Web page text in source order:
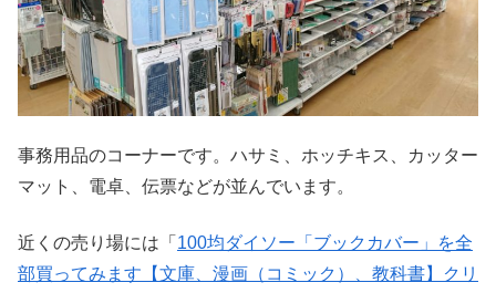
事務用品のコーナーです。ハサミ、ホッチキス、カッター
マット、電卓、伝票などが並んでいます。
近くの売り場には「 100均ダイソー「ブックカバー」を全
部買ってみます【文庫、漫画（コミック）、教科書】クリ